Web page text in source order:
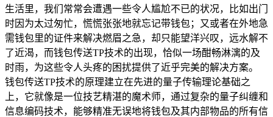
生活里，我们常常会遭遇一些令人尴尬不已的状况，比如出门
时因为太过匆忙，慌慌张张地就忘记带钱包；又或者在外地急
需钱包里的证件来解决燃眉之急，却只能望洋兴叹，远水解不
了近渴，而钱包传送TP技术的出现，恰似一场酣畅淋漓的及
时雨，为这些令人头疼的困扰提供了近乎完美的解决方案。
钱包传送TP技术的原理建立在先进的量子传输理论基础之
上，它就像是一位技艺精湛的魔术师，通过复杂的量子纠缠和
信息编码技术，能够精准无误地将钱包及其内部物品的所有信